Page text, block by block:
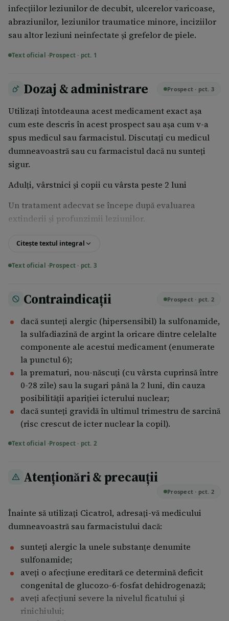
infecţiilor leziunilor de decubit, ulcerelor varicoase,
abraziunilor, leziunilor traumatice minore, inciziilor
sau altor leziuni neinfectate şi grefelor de piele.
Text oficial ·Prospect · pct. 1
Dozaj & administrare Prospect · pct. 3
Utilizaţi întotdeauna acest medicament exact aşa
cum este descris în acest prospect sau aşa cum v-a
spus medicul sau farmacistul. Discutaţi cu medicul
dumneavoastră sau cu farmacistul dacă nu sunteţi
sigur.
Adulţi, vârstnici şi copii cu vârsta peste 2 luni
Un tratament adecvat se începe după evaluarea
extinderii şi profunzimii leziunilor.
După curăţarea plăgii şi îndepărtarea ţesutului mort,
mm grosime, o dată sau de două ori pe zi, până la
poate fi aplicată în mod repetat, în general, la interval
de 8 ore.
Nou-născuţii prematuri şi sugari cu vârsta sub 2 luni
Nu utilizaţi Cicatrol la prematuri şi sugari în primele
două luni de viaţă. Doza recomandată şi metoda de
aplicare la copiii cu vârsta peste 2 luni este aceeaşi ca
la adult.
Mod de administrare Aplicaţi Cicatrol cu o spatulă
sterilă sau cu mănuşi de unică folosinţă. După
deschiderea tubului, presaţi-l începând cu capătul lui,
spre zona cu filet, aşa cum reiese din pictogramele de
Pentru următoarea aplicare îndepărtaţi excesul de
Aplicarea Cicatrol poate determina o senzaţie de
durere/disconfort local, deoarece Cicatrol intervine
în multiple etape ale procesului de cicatrizare, prin
stimularea celulelor implicate în acest proces.
În procesul de vindecare a leziunii, pot apărea
senzaţie de durere, mâncărime, furnicături,
disconfort local; se recomandă evitarea scărpinării,
care poate distruge noul ţesut format şi, în
Citește textul integral
Text oficial ·Prospect · pct. 3
Contraindicații Prospect · pct. 2
dacă sunteţi alergic (hipersensibil) la sulfonamide,
la sulfadiazină de argint la oricare dintre celelalte
componente ale acestui medicament (enumerate
la punctul 6);
la prematuri, nou-născuţi (cu vârsta cuprinsă între
0-28 zile) sau la sugari până la 2 luni, din cauza
posibilităţii apariţiei icterului nuclear;
dacă sunteţi gravidă în ultimul trimestru de sarcină
(risc crescut de icter nuclear la copil).
Text oficial ·Prospect · pct. 2
Atenționări & precauții
Prospect · pct. 2
Înainte să utilizați Cicatrol, adresaţi-vă medicului
dumneavoastră sau farmacistului dacă:
sunteţi alergic la unele substanţe denumite
sulfonamide;
aveţi o afecţiune ereditară ce determină deficit
congenital de glucozo-6-fosfat dehidrogenază;
aveţi afecţiuni severe la nivelul ficatului şi
rinichiului;